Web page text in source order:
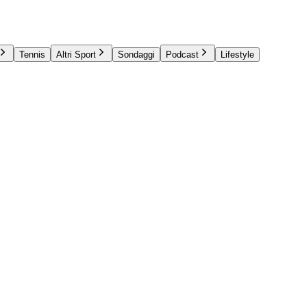
Tennis Altri Sport Sondaggi Podcast
Lifestyle